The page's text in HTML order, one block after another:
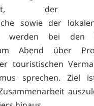
der
sowie der
werden bei den
Abend über
touristischen
sprechen. Ziel